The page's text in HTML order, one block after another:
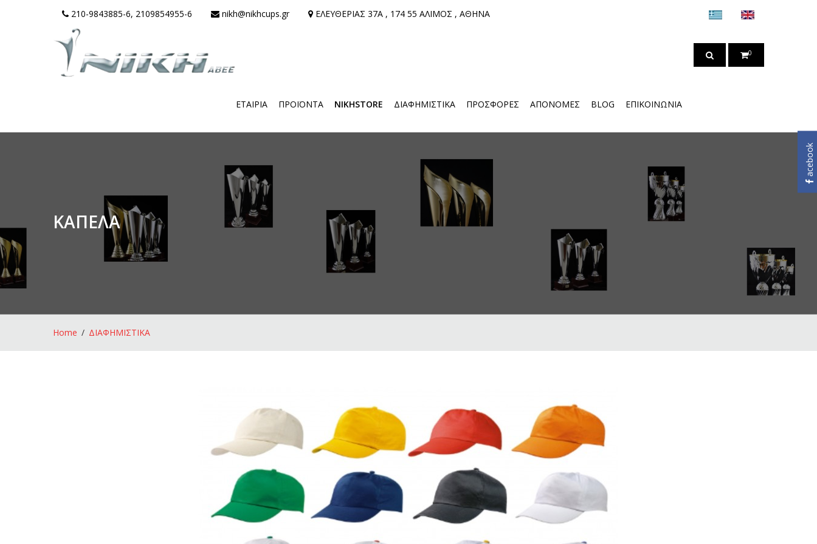
210-9843885-6, 2109854955-6 nikh@nikhcups.gr ΕΛΕΥΘΕΡΙΑΣ 37Α , 174 55 ΑΛΙΜΟΣ , ΑΘΗΝΑ
0
ΕΤΑΙΡΊΑ ΠΡΟΪΌΝΤΑ NIKHSTORE ΔΙΑΦΗΜΙΣΤΙΚΑ ΠΡΟΣΦΟΡΕΣ ΑΠΟΝΟΜΈΣ BLOG ΕΠΙΚΟΙΝΩΝΊΑ
ΚΑΠΕΛΑ
Home ΔΙΑΦΗΜΙΣΤΙΚΑ
acebook